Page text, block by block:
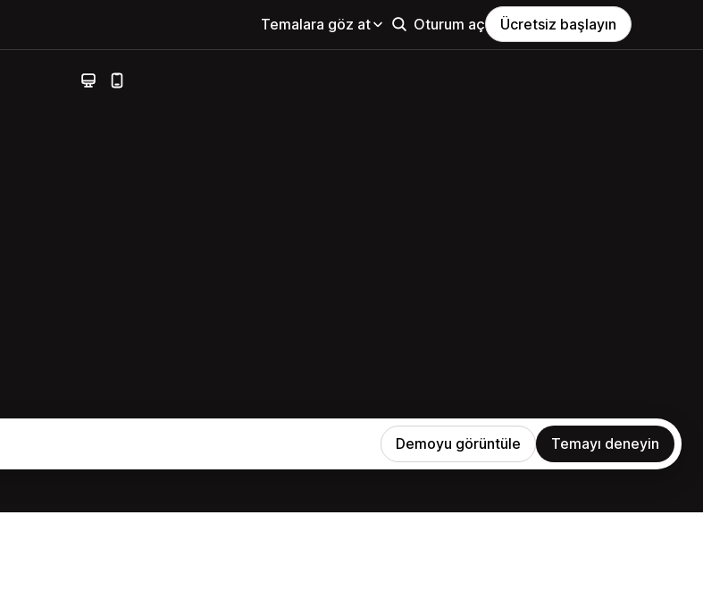
Temalara göz at Oturum aç Ücretsiz başlayın
Demoyu görüntüle Temayı deneyin